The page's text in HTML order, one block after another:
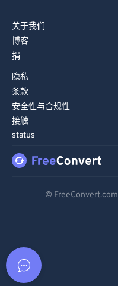
关于我们
博客
捐
隐私
条款
安全性与合规性
接触
status
© FreeConvert.com